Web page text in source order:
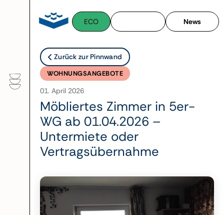
ECO News
Zurück zur Pinnwand
WOHNUNGSANGEBOTE
01. April 2026
Möbliertes Zimmer in 5er-
WG ab 01.04.2026 –
Untermiete oder
Vertragsübernahme